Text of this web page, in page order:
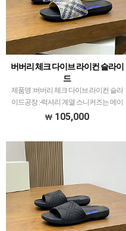
버버리 체크 다이브 라이컨 슬라이
드
제품명 :버버리 체크 다이브 라이컨 슬라
이드공장 :-럭셔리 계열 스니커즈는 메이
저 공장에서 취급되는 모델 많이 없습니
선별한 공장만 선별했습…
105,000